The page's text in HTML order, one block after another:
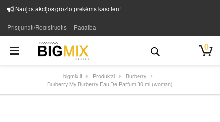
Naujos akcijos grožio prekėms kasdien!
Prisijungti/Registruotis Pagalba
0
bigmix.lt Produktai
Burberry
Burberry My Burberry Eau De Parfum 30 ml (woman)